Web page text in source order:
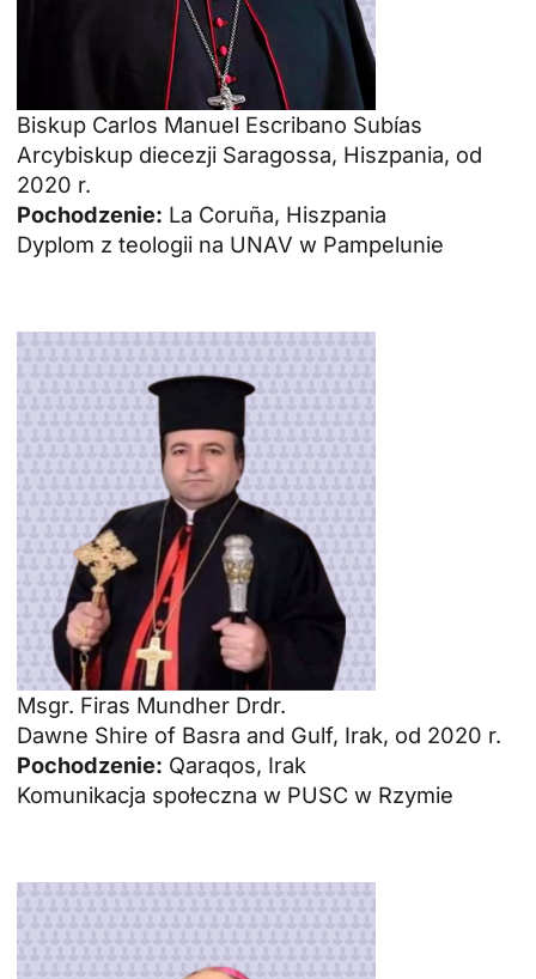
Biskup Carlos Manuel Escribano Subías
Arcybiskup diecezji Saragossa, Hiszpania, od
2020 r.
Pochodzenie: La Coruña, Hiszpania
Dyplom z teologii na UNAV w Pampelunie
Msgr. Firas Mundher Drdr.
Dawne Shire of Basra and Gulf, Irak, od 2020 r.
Pochodzenie: Qaraqos, Irak
Komunikacja społeczna w PUSC w Rzymie